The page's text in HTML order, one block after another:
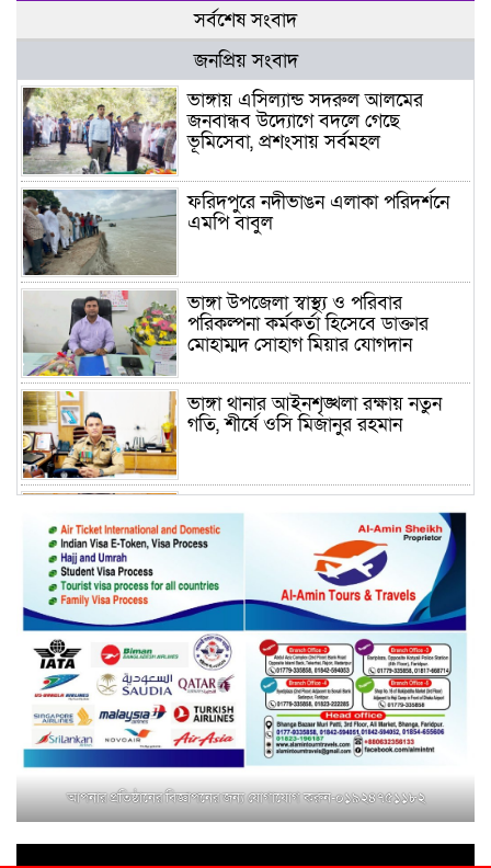
সর্বশেষ সংবাদ
জনপ্রিয় সংবাদ
ভাঙ্গায় এসিল্যান্ড সদরুল আলমের
জনবান্ধব উদ্যোগে বদলে গেছে
ভূমিসেবা, প্রশংসায় সর্বমহল
ফরিদপুরে নদীভাঙন এলাকা পরিদর্শনে
এমপি বাবুল
ভাঙ্গা উপজেলা স্বাস্থ্য ও পরিবার
পরিকল্পনা কর্মকর্তা হিসেবে ডাক্তার
মোহাম্মদ সোহাগ মিয়ার যোগদান
ভাঙ্গা থানার আইনশৃঙ্খলা রক্ষায় নতুন
গতি, শীর্ষে ওসি মিজানুর রহমান
(রাজস্ব) আজিম উদ্দিন ভূমি মন্ত্রণালয়ে
পদায়ন
সাবেক এমপির প্রেস সেক্রেটারি রফিকের
ক্ষমতার দাপট ও গণ-অসন্তোষের তথ্য
গায়েব করে ত্রিশাল থানার সাজানো
রিপোর্ট
মুক্তাগাছায় জুলাই শহীদ সামিদের কবর
জিয়ারত ও পৌর কমিটির কার্যক্রম শুরু
শহিদুল ইসলাম বাবুলের হাত ধরে বদলে
আপনার প্রতিষ্ঠানের বিজ্ঞাপনের জন্য যোগাযোগ করুন-০১৯২৪৭৫১১৮২